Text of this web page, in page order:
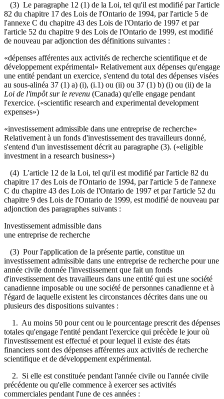
(3) Le paragraphe 12 (1) de la Loi, tel qu'il est modifié par l'article
82 du chapitre 17 des Lois de l'Ontario de 1994, par l'article 5 de
l'annexe C du chapitre 43 des Lois de l'Ontario de 1997 et par
l'article 52 du chapitre 9 des Lois de l'Ontario de 1999, est modifié
de nouveau par adjonction des définitions suivantes :
«dépenses afférentes aux activités de recherche scientifique et de
développement expérimental» Relativement aux dépenses qu'engage
une entité pendant un exercice, s'entend du total des dépenses visées
au sous-alinéa 37 (1) a) (i), (i.1) ou (ii) ou 37 (1) b) (i) ou (ii) de la
Loi de l'impôt sur le revenu (Canada) qu'elle engage pendant
l'exercice. («scientific research and experimental development
expenses»)
«investissement admissible dans une entreprise de recherche»
Relativement à un fonds d'investissement des travailleurs donné,
s'entend d'un investissement décrit au paragraphe (3). («eligible
investment in a research business»)
(4) L'article 12 de la Loi, tel qu'il est modifié par l'article 82 du
chapitre 17 des Lois de l'Ontario de 1994, par l'article 5 de l'annexe
C du chapitre 43 des Lois de l'Ontario de 1997 et par l'article 52 du
chapitre 9 des Lois de l'Ontario de 1999, est modifié de nouveau par
adjonction des paragraphes suivants :
Investissement admissible dans
une entreprise de recherche
(3) Pour l'application de la présente partie, constitue un
investissement admissible dans une entreprise de recherche pour une
année civile donnée l'investissement que fait un fonds
d'investissement des travailleurs dans une entité qui est une société
canadienne imposable ou une société de personnes canadienne et à
l'égard de laquelle existent les circonstances décrites dans une ou
plusieurs des dispositions suivantes :
1. Au moins 50 pour cent ou le pourcentage prescrit des dépenses
totales qu'engage l'entité pendant l'exercice qui précède le jour où
l'investissement est effectué et pour lequel il existe des états
financiers sont des dépenses afférentes aux activités de recherche
scientifique et de développement expérimental.
2. Si elle est constituée pendant l'année civile ou l'année civile
précédente ou qu'elle commence à exercer ses activités
commerciales pendant l'une de ces années :